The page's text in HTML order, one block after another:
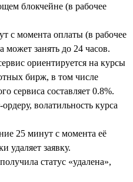
блокчейне (в рабочее
с момента оплаты (в рабочее
может занять до 24 часов.
ориентируется на курсы
бирж, в том числе
сервиса составляет 0.8%.
волатильность курса
25 минут с момента её
удаляет заявку.
статус «удалена»,